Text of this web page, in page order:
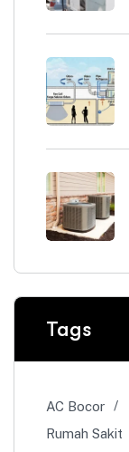
Tags
AC Bocor
Rumah Sakit